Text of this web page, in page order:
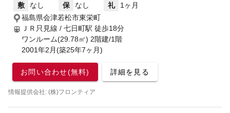
敷 なし 保 なし 礼
1ヶ月
福島県会津若松市東栄町
ＪＲ只見線 / 七日町駅 徒歩18分
ワンルーム(29.78㎡) 2階建/1階
2001年2月(築25年7ヶ月)
お問い合わせ(無料) 詳細を見る
情報提供会社: (株)フロンティア